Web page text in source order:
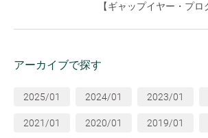
【ギャップイヤー・プロ
アーカイブで探す
2025/01 2024/01 2023/01
2021/01 2020/01 2019/01